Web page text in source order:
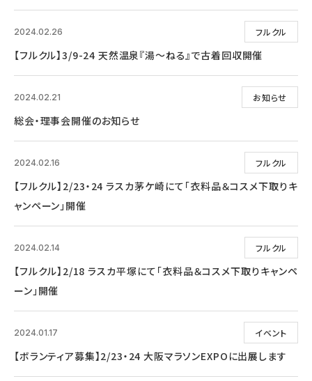
フルクル
2024.02.26
【フルクル】3/9-24 天然温泉『湯～ねる』で古着回収開催
お知らせ
2024.02.21
総会・理事会開催のお知らせ
フルクル
2024.02.16
【フルクル】2/23・24 ラスカ茅ケ崎にて「衣料品＆コスメ下取りキ
ャンペーン」開催
フルクル
2024.02.14
【フルクル】2/18 ラスカ平塚にて「衣料品＆コスメ下取りキャンペ
ーン」開催
イベント
2024.01.17
【ボランティア募集】2/23・24 大阪マラソンEXPOに出展します